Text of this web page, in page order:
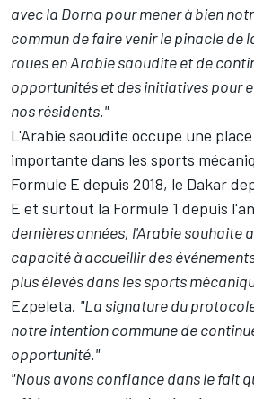
avec la Dorna pour mener à bien
commun de faire venir le pinacle de
roues en Arabie saoudite et de
opportunités et des initiatives pour
nos résidents."
L'Arabie saoudite occupe une
importante dans les sports
Formule E depuis 2018, le Dakar
E et surtout la Formule 1 depuis
dernières années, l'Arabie souhaite
capacité à accueillir des
plus élevés dans les sports
Ezpeleta. "La signature du
notre intention commune de
opportunité."
"Nous avons confiance dans le fait